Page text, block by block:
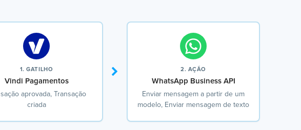
1. GATILHO
Vindi Pagamentos
aprovada, Transação
criada
2. AÇÃO
WhatsApp Business API
Enviar mensagem a partir de um
modelo, Enviar mensagem de texto